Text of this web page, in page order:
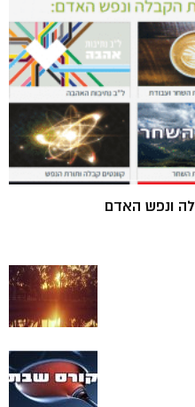
ונפש האדם